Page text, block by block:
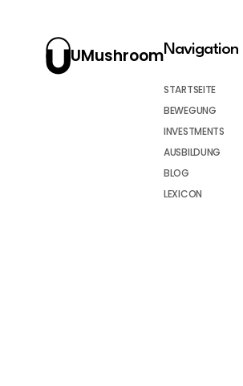
UMushroomNavigation
STARTSEITE
BEWEGUNG
INVESTMENTS
AUSBILDUNG
BLOG
LEXICON